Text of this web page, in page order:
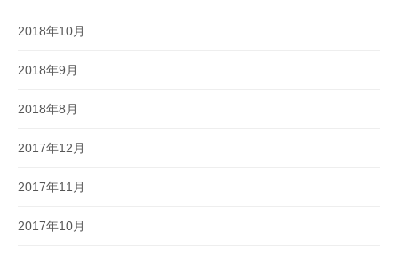
2018年10月
2018年9月
2018年8月
2017年12月
2017年11月
2017年10月